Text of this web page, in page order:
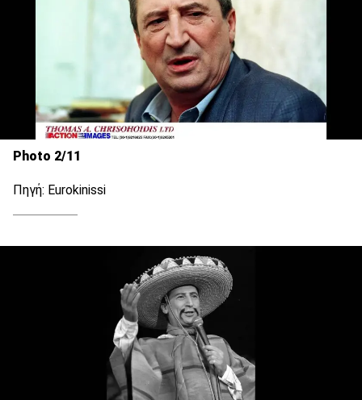
Photo 2/11
Πηγή: Eurokinissi